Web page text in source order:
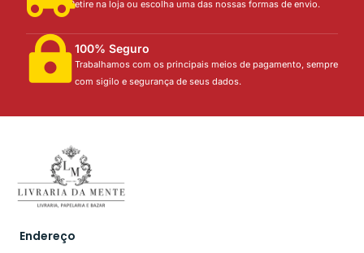
Retire na loja ou escolha uma das nossas formas de envio.
100% Seguro
Trabalhamos com os principais meios de pagamento, sempre
com sigilo e segurança de seus dados.
Endereço